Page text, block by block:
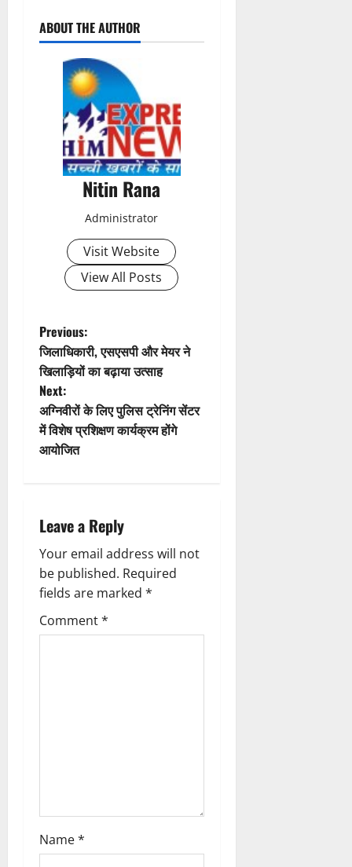
ABOUT THE AUTHOR
Nitin Rana
Administrator
Visit Website
View All Posts
P
o
s
t
v
i
g
a
Previous:
जिलाधिकारी, एसएसपी और मेयर ने
खिलाड़ियों का बढ़ाया उत्साह
Next:
अग्निवीरों के लिए पुलिस ट्रेनिंग सेंटर
में विशेष प्रशिक्षण कार्यक्रम होंगे
आयोजित
Leave a Reply
Your email address will not
be published. Required
fields are marked *
Comment*
Name*